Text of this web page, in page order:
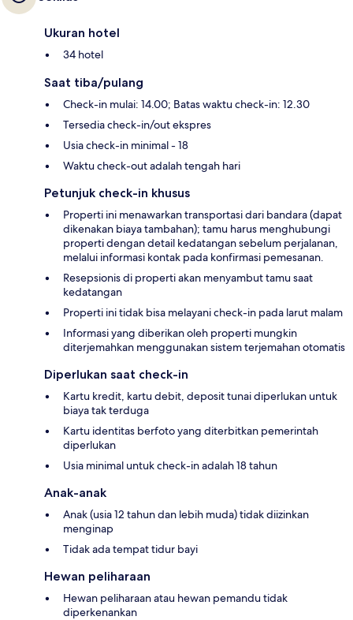
Ukuran hotel
34 hotel
Saat tiba/pulang
Check-in mulai: 14.00; Batas waktu check-in: 12.30
Tersedia check-in/out ekspres
Usia check-in minimal - 18
Waktu check-out adalah tengah hari
Petunjuk check-in khusus
Properti ini menawarkan transportasi dari bandara (dapat
dikenakan biaya tambahan); tamu harus menghubungi
properti dengan detail kedatangan sebelum perjalanan,
melalui informasi kontak pada konfirmasi pemesanan.
Resepsionis di properti akan menyambut tamu saat
kedatangan
Properti ini tidak bisa melayani check-in pada larut malam
Informasi yang diberikan oleh properti mungkin
diterjemahkan menggunakan sistem terjemahan otomatis
Diperlukan saat check-in
Kartu kredit, kartu debit, deposit tunai diperlukan untuk
biaya tak terduga
Kartu identitas berfoto yang diterbitkan pemerintah
diperlukan
Usia minimal untuk check-in adalah 18 tahun
Anak-anak
Anak (usia 12 tahun dan lebih muda) tidak diizinkan
menginap
Tidak ada tempat tidur bayi
Hewan peliharaan
Hewan peliharaan atau hewan pemandu tidak
diperkenankan